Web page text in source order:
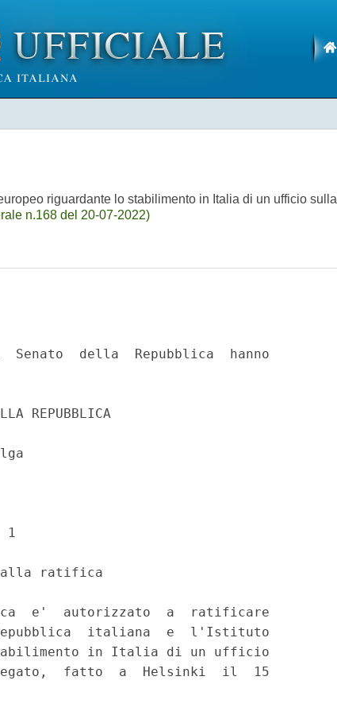
riguardante lo stabilimento in Italia di un ufficio sulla
n.168 del 20-07-2022)